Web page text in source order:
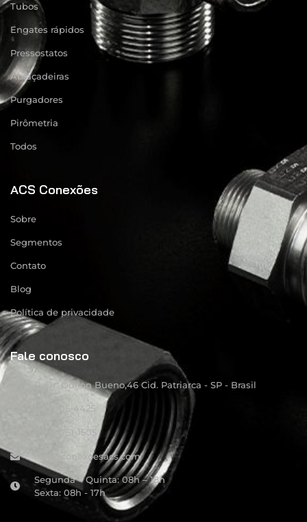
Tubos
Engates rápidos
Pressostatos
Abraçadeiras
Purgadores
Pirômetria
Todos
ACS Conexões
Sobre
Segmentos
Contato
Blog
Política de privacidade
Fale conosco
R: Dr. Odilon Bueno,46 Cid. Patriarca - SP - Brasil
(11) 4105-4425
(11) 94751-1505
info@conexoesacs.com
Segunda – Quinta: 08h – 18h
Sexta: 08h - 17h